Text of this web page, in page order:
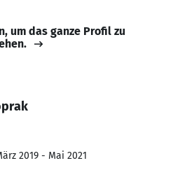
um das ganze Profil zu
2019 - Mai 2021